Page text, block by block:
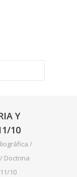
Y
10
/
/ Doctrina
10